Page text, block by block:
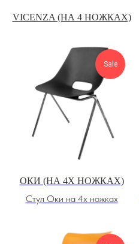
VICENZA (НА 4 НОЖКАХ)
Sale
ОКИ (НА 4Х НОЖКАХ)
Стул Оки на 4х ножках